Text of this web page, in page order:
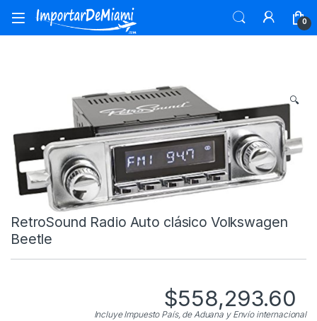
Skip to navigation
Skip to content
0
🔍
RetroSound Radio Auto clásico Volkswagen
Beetle
$558,293.60
Incluye Impuesto País, de Aduana y Envío internacional